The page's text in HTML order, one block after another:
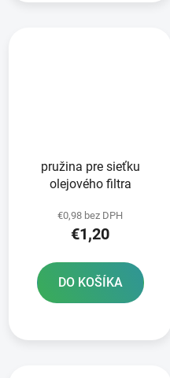
pružina pre sieťku
olejového filtra
€0,98 bez DPH
€1,20
DO KOŠÍKA